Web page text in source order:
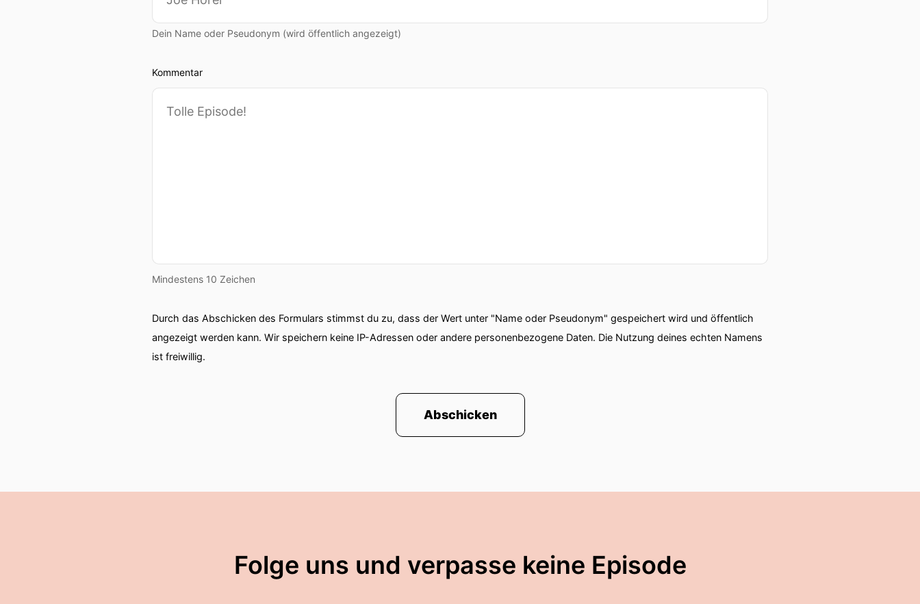
Dein Name oder Pseudonym (wird öffentlich angezeigt)
Kommentar
Mindestens 10 Zeichen
Durch das Abschicken des Formulars stimmst du zu, dass der Wert unter "Name oder Pseudonym" gespeichert wird und öffentlich
angezeigt werden kann. Wir speichern keine IP-Adressen oder andere personenbezogene Daten. Die Nutzung deines echten Namens
ist freiwillig.
Abschicken
Folge uns und verpasse keine Episode